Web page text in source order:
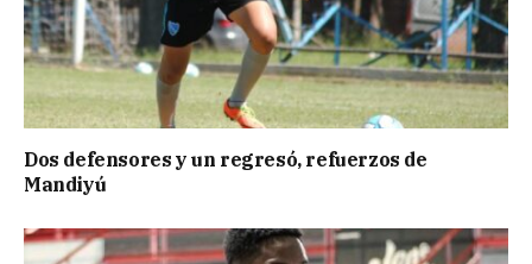
Dos defensores y un regresó, refuerzos de
Mandiyú